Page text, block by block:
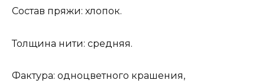
Состав пряжи: хлопок.
Толщина нити: средняя.
Фактура: одноцветного крашения,